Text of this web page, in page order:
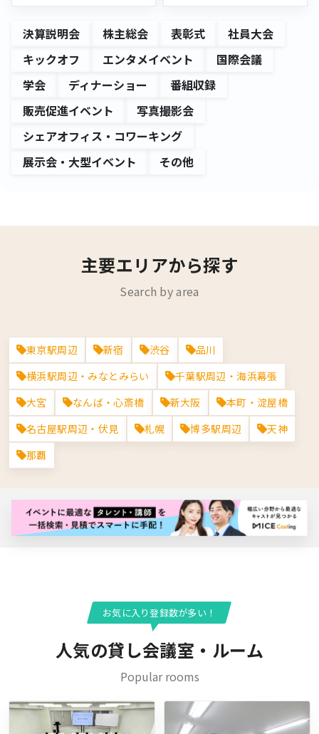
決算説明会 株主総会 表彰式
社員大会
キックオフ
エンタメイベント
国際会議
学会
ディナーショー
番組収録
販売促進イベント
写真撮影会
シェアオフィス・コワーキング
展示会・大型イベント
その他
主要エリアから探す
Search by area
東京駅周辺 新宿 渋谷
品川
横浜駅周辺・みなとみらい
千葉駅周辺・海浜幕張
大宮
なんば・心斎橋 新大阪
本町・淀屋橋
名古屋駅周辺・伏見
札幌 博多駅周辺
天神
那覇
お気に入り登録数が多い！
人気の貸し会議室・ルーム
Popular rooms